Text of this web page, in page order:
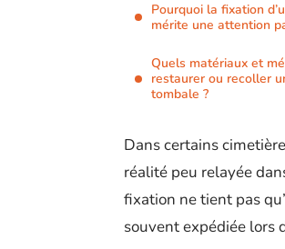
Pourquoi la fixation
mérite une attention
Quels matériaux et
restaurer ou recoller
tombale ?
Dans certains
réalité peu relayée
fixation ne tient pas
souvent expédiée lors